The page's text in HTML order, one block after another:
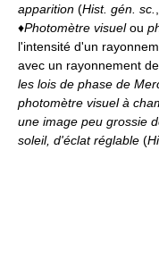
apparition (Hist. gén. sc.
♦Photomètre visuelou
l'intensité d'un
avec un rayonnement
les lois de phase de
photomètre visuel à
une image peu grossie
soleil, d'éclat réglable (